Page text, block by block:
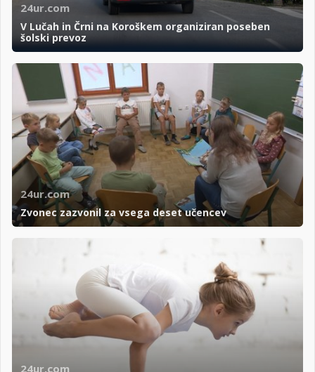
24ur.com
V Lučah in Črni na Koroškem organiziran poseben
šolski prevoz
24ur.com
Zvonec zazvonil za vsega deset učencev
24ur.com